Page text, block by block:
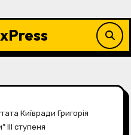
Київради Григорія
ступеня